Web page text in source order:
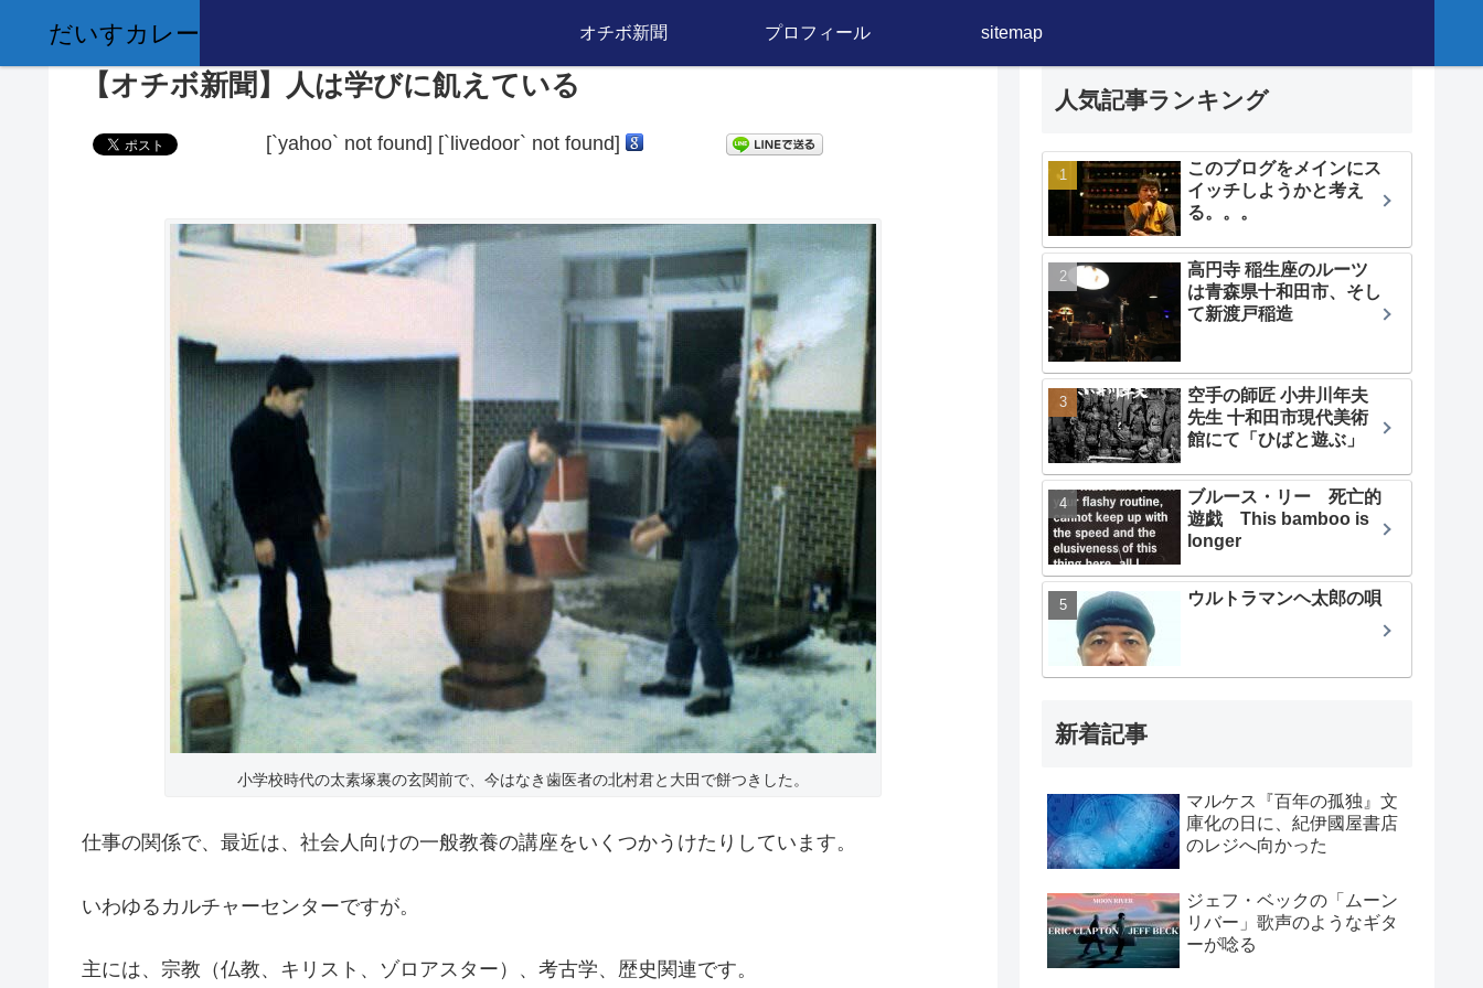
だいすカレー オチボ新聞 プロフィール sitemap
【オチボ新聞】人は学びに飢えている
[`yahoo` not found] [`livedoor` not found]
小学校時代の太素塚裏の玄関前で、今はなき歯医者の北村君と大田で餅つきした。
仕事の関係で、最近は、社会人向けの一般教養の講座をいくつかうけたりしています。
いわゆるカルチャーセンターですが。
主には、宗教（仏教、キリスト、ゾロアスター）、考古学、歴史関連です。
人気記事ランキング
このブログをメインにス
イッチしようかと考え
る。。。
高円寺 稲生座のルーツ
は青森県十和田市、そし
て新渡戸稲造
空手の師匠 小井川年夫
先生 十和田市現代美術
館にて「ひばと遊ぶ」
ブルース・リー 死亡的
遊戯 This bamboo is
longer
ウルトラマンヘ太郎の唄
新着記事
マルケス『百年の孤独』文
庫化の日に、紀伊國屋書店
のレジへ向かった
ジェフ・ベックの「ムーン
リバー」歌声のようなギタ
ーが唸る